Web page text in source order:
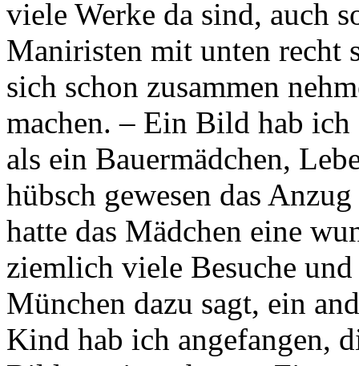
viele Werke da sind, auch
Maniristen mit unten recht
sich schon zusammen
machen. – Ein Bild hab
als ein Bauermädchen,
hübsch gewesen das
hatte das Mädchen eine
ziemlich viele Besuche
München dazu sagt, ein
Kind hab ich angefangen,